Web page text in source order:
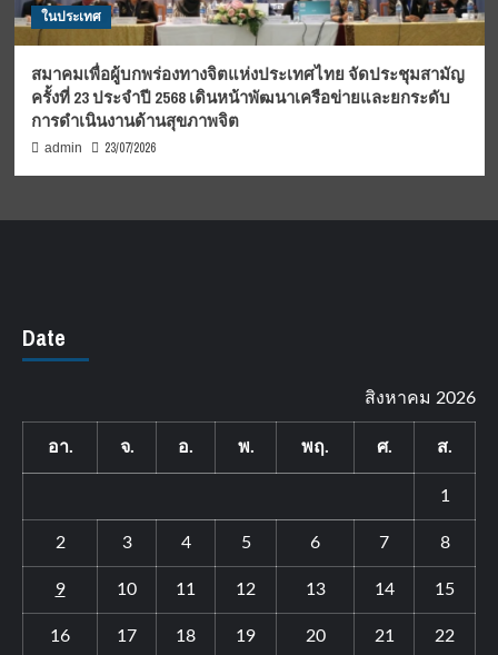
ในประเทศ
สมาคมเพื่อผู้บกพร่องทางจิตแห่งประเทศไทย จัดประชุมสามัญ
ครั้งที่ 23 ประจำปี 2568 เดินหน้าพัฒนาเครือข่ายและยกระดับ
การดำเนินงานด้านสุขภาพจิต
admin 23/07/2026
Date
สิงหาคม 2026
อา. จ. อ. พ. พฤ. ศ. ส.
1
2 3 4 5 6 7 8
9 10 11 12 13 14 15
16 17 18 19 20 21 22